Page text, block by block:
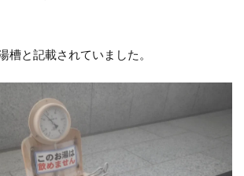
槽と記載されていました。